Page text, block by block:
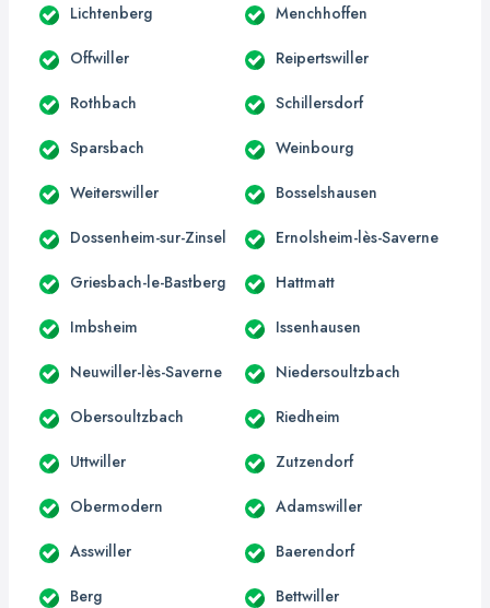
Lichtenberg Menchhoffen
Offwiller Reipertswiller
Rothbach Schillersdorf
Sparsbach Weinbourg
Weiterswiller Bosselshausen
Dossenheim-sur-Zinsel Ernolsheim-lès-Saverne
Griesbach-le-Bastberg Hattmatt
Imbsheim Issenhausen
Neuwiller-lès-Saverne Niedersoultzbach
Obersoultzbach Riedheim
Uttwiller Zutzendorf
Obermodern Adamswiller
Asswiller Baerendorf
Berg Bettwiller